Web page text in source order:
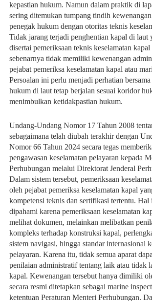
kepastian hukum. Namun dalam praktik di
sering ditemukan tumpang tindih kewenangan
penegak hukum dengan otoritas teknis
Tidak jarang terjadi penghentian kapal di laut
disertai pemeriksaan teknis keselamatan
sebenarnya tidak memiliki kewenangan
pejabat pemeriksa keselamatan kapal atau
Persoalan ini perlu menjadi perhatian bersama
hukum di laut tetap berjalan sesuai koridor
menimbulkan ketidakpastian hukum.
Undang-Undang Nomor 17 Tahun 2008
sebagaimana telah diubah terakhir dengan
Nomor 66 Tahun 2024 secara tegas
pengawasan keselamatan pelayaran kepada
Perhubungan melalui Direktorat Jenderal
Dalam sistem tersebut, pemeriksaan
oleh pejabat pemeriksa keselamatan kapal
kompetensi teknis dan sertifikasi tertentu. Hal
dipahami karena pemeriksaan keselamatan
melihat dokumen, melainkan melibatkan
kompleks terhadap konstruksi kapal,
sistem navigasi, hingga standar internasional
pelayaran. Karena itu, tidak semua aparat
penilaian administratif tentang laik atau tidak
kapal. Kewenangan tersebut hanya dimiliki
secara resmi ditetapkan sebagai marine
ketentuan Peraturan Menteri Perhubungan.